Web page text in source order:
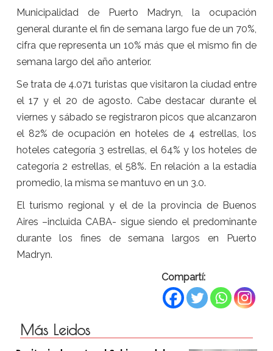
Municipalidad de Puerto Madryn, la ocupación
general durante el fin de semana largo fue de un 70%,
cifra que representa un 10% más que el mismo fin de
semana largo del año anterior.
Se trata de 4.071 turistas que visitaron la ciudad entre
el 17 y el 20 de agosto. Cabe destacar durante el
viernes y sábado se registraron picos que alcanzaron
el 82% de ocupación en hoteles de 4 estrellas, los
hoteles categoría 3 estrellas, el 64% y los hoteles de
categoría 2 estrellas, el 58%. En relación a la estadía
promedio, la misma se mantuvo en un 3.0.
El turismo regional y el de la provincia de Buenos
Aires –incluida CABA- sigue siendo el predominante
durante los fines de semana largos en Puerto
Madryn.
Compartí:
Más Leidos